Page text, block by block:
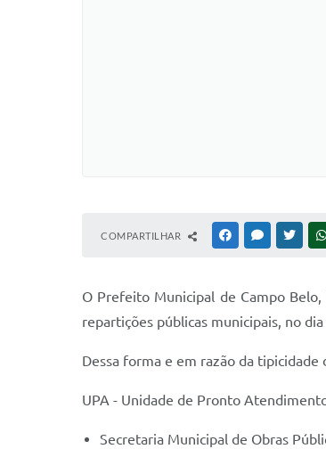
COMPARTILHAR FACEBOOKMESSENGER
O Prefeito Municipal de Campo
repartições públicas municipais, no
Dessa forma e em razão da
UPA - Unidade de Pronto
Secretaria Municipal de Obras